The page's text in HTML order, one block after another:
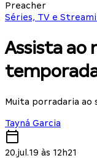
Preacher
Séries, TV e
Assista ao
Muita porradaria ao
Tayná Garcia
20.jul.19 às 12h21